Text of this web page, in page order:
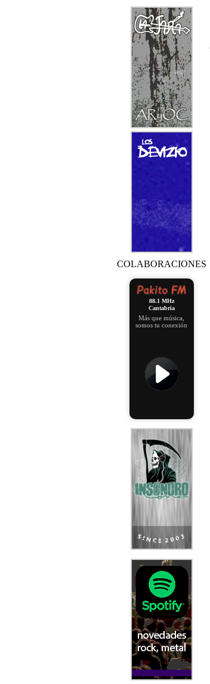
COLABORACIONES
88.1 MHz
Cantabria
Más que música,
somos tu conexión